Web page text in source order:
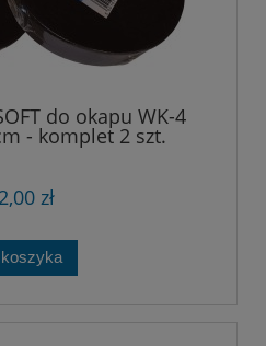
do okapu WK-4
- komplet 2 szt.
zł